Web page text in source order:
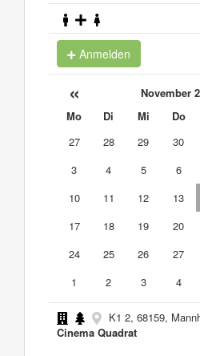
Anmelden
« November
Mo Di Mi Do
27
28 29 30
3
4 5 6
10
11 12 13
17
18 19 20
24
25 26 27
1
2 3 4
K1 2, 68159,
Cinema Quadrat